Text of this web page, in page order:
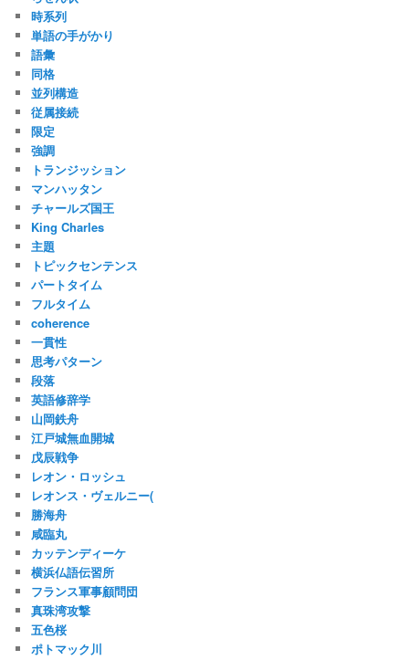
時系列
単語の手がかり
語彙
同格
並列構造
従属接続
限定
強調
トランジッション
マンハッタン
チャールズ国王
King Charles
主題
トピックセンテンス
パートタイム
フルタイム
coherence
一貫性
思考パターン
段落
英語修辞学
山岡鉄舟
江戸城無血開城
戊辰戦争
レオン・ロッシュ
レオンス・ヴェルニー(
勝海舟
咸臨丸
カッテンディーケ
横浜仏語伝習所
フランス軍事顧問団
真珠湾攻撃
五色桜
ポトマック川